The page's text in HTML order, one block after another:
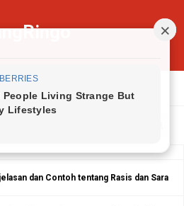
dan Contoh tentang Rasis dan Sara